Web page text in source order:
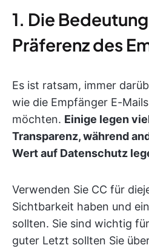
1. Die
Präferenz des
Es ist ratsam, immer
wie die Empfänger E-
möchten. Einige legen
Transparenz, während
Wert auf Datenschutz
Verwenden Sie CC für
Sichtbarkeit haben und
sollten. Sie sind wichtig
guter Letzt sollten Sie